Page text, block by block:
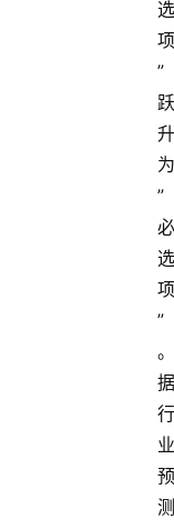
选
项
”
跃
升
为
”
必
选
项
”
。
据
行
业
预
测